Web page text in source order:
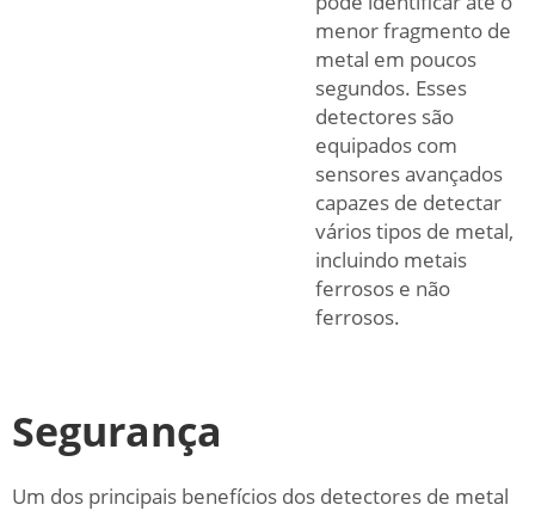
menor fragmento de
metal em poucos
segundos. Esses
detectores são
equipados com
sensores avançados
capazes de detectar
vários tipos de metal,
incluindo metais
ferrosos e não
ferrosos.
Segurança
Um dos principais benefícios dos detectores de metal